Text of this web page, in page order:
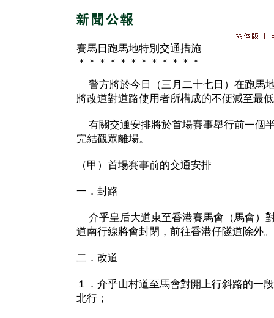
賽馬日跑馬地特別交通措施
＊＊＊＊＊＊＊＊＊＊＊＊
警方將於今日（三月二十七日）在跑馬
將改道對道路使用者所構成的不便減至最
有關交通安排將於首場賽事舉行前一個
完結觀眾離場。
（甲）首場賽事前的交通安排
一．封路
介乎皇后大道東至香港賽馬會（馬會）
道南行線將會封閉，前往香港仔隧道除外。
二．改道
１．介乎山村道至馬會對開上行斜路的一
北行；